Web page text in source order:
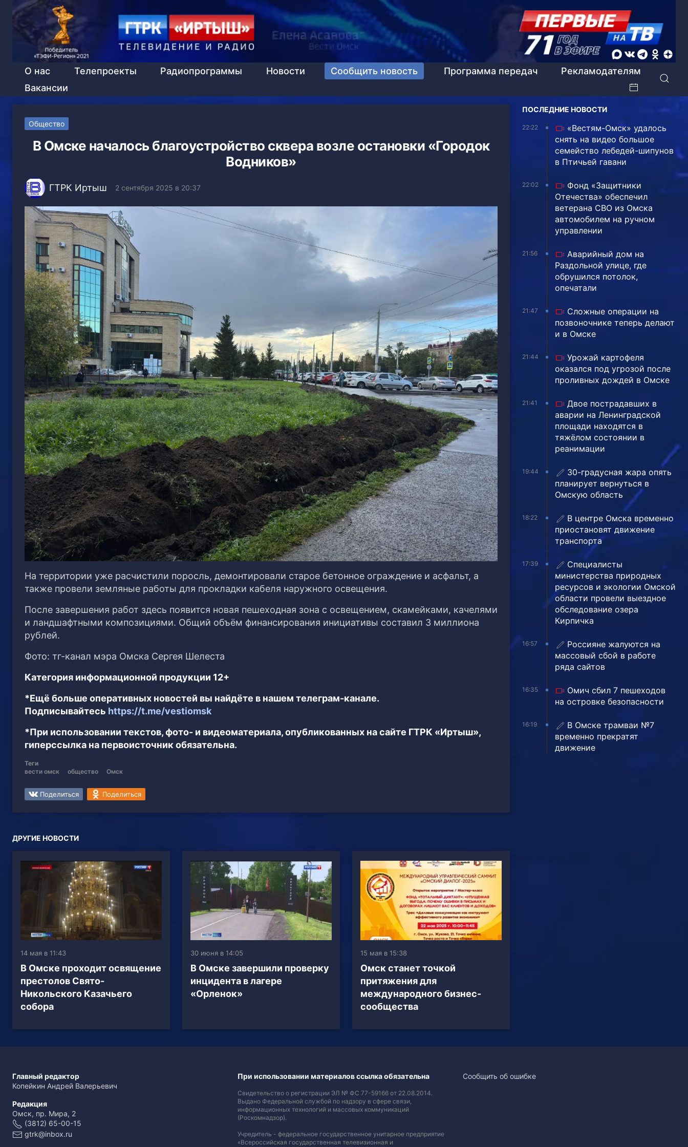
О нас Телепроекты Радиопрограммы Новости Сообщить новость Программа передач
Рекламодателям
Вакансии
Общество
В Омске началось благоустройство сквера возле остановки «Городок
Водников»
ГТРК Иртыш 2 сентября 2025 в 20:37
На территории уже расчистили поросль, демонтировали старое бетонное ограждение и асфальт, а
также провели земляные работы для прокладки кабеля наружного освещения.
После завершения работ здесь появится новая пешеходная зона с освещением, скамейками, качелями
и ландшафтными композициями. Общий объём финансирования инициативы составил 3 миллиона
рублей.
Фото: тг-канал мэра Омска Сергея Шелеста
Категория информационной продукции 12+
*Ещё больше оперативных новостей вы найдёте в нашем телеграм-канале.
Подписывайтесь https://t.me/vestiomsk
*При использовании текстов, фото- и видеоматериала, опубликованных на сайте ГТРК «Иртыш»,
гиперссылка на первоисточник обязательна.
Теги
вести омск
общество Омск
Поделиться Поделиться
ДРУГИЕ НОВОСТИ
14 мая в 11:43
В Омске проходит освящение
престолов Свято-
Никольского Казачьего
собора
30 июня в 14:05
В Омске завершили проверку
инцидента в лагере
«Орленок»
15 мая в 15:38
Омск станет точкой
притяжения для
международного бизнес-
сообщества
ПОСЛЕДНИЕ НОВОСТИ
22:22
«Вестям-Омск» удалось
снять на видео большое
семейство лебедей-шипунов
в Птичьей гавани
22:02
Фонд «Защитники
Отечества» обеспечил
ветерана СВО из Омска
автомобилем на ручном
управлении
21:56
Аварийный дом на
Раздольной улице, где
обрушился потолок,
опечатали
21:47
Сложные операции на
позвоночнике теперь делают
и в Омске
21:44
Урожай картофеля
оказался под угрозой после
проливных дождей в Омске
21:41
Двое пострадавших в
аварии на Ленинградской
площади находятся в
тяжёлом состоянии в
реанимации
19:44
30-градусная жара опять
планирует вернуться в
Омскую область
18:22
В центре Омска временно
приостановят движение
транспорта
17:39
Специалисты
министерства природных
ресурсов и экологии Омской
области провели выездное
обследование озера
Кирпичка
16:57
Россияне жалуются на
массовый сбой в работе
ряда сайтов
16:35
Омич сбил 7 пешеходов
на островке безопасности
16:19
В Омске трамваи №7
временно прекратят
движение
Главный редактор
Копейкин Андрей Валерьевич
Редакция
Омск, пр. Мира, 2
(3812) 65-00-15
gtrk@inbox.ru
При использовании материалов ссылка обязательна
Свидетельство о регистрации ЭЛ № ФС 77-59166 от 22.08.2014.
Выдано Федеральной службой по надзору в сфере связи,
информационных технологий и массовых коммуникаций
(Роскомнадзор).
Учредитель - федеральное государственное унитарное предприятие
«Всероссийская государственная телевизионная и
Сообщить об ошибке